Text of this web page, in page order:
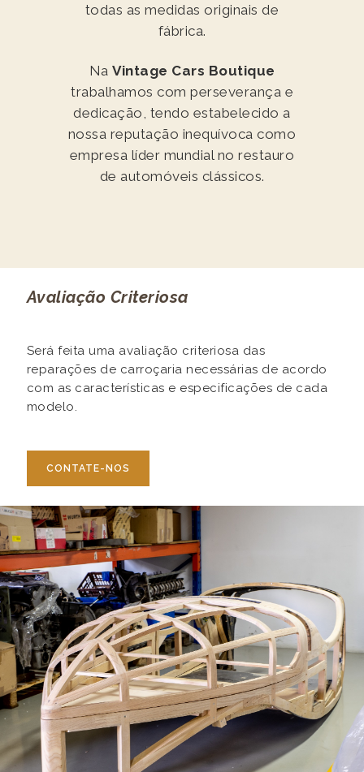
todas as medidas originais de
fábrica.
Na Vintage Cars Boutique
trabalhamos com perseverança e
dedicação, tendo estabelecido a
nossa reputação inequívoca como
empresa líder mundial no restauro
de automóveis clássicos.
Avaliação Criteriosa
Será feita uma avaliação criteriosa das
reparações de carroçaria necessárias de acordo
com as características e especificações de cada
modelo.
CONTATE-NOS